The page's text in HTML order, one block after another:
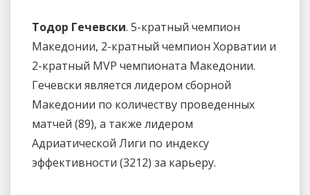
Тодор Гечевски. 5-кратный чемпион
Македонии, 2-кратный чемпион Хорватии и
2-кратный MVP чемпионата Македонии.
Гечевски является лидером сборной
Македонии по количеству проведенных
матчей (89), а также лидером
Адриатической Лиги по индексу
эффективности (3212) за карьеру.